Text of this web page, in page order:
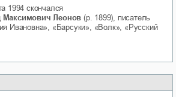
1994 скончался
Максимович Леонов (р. 1899), писатель
Ивановна», «Барсуки», «Волк», «Русский